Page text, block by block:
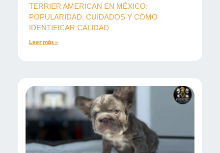
TERRIER AMERICAN EN MÉXICO:
POPULARIDAD, CUIDADOS Y CÓMO
IDENTIFICAR CALIDAD
Leer más »